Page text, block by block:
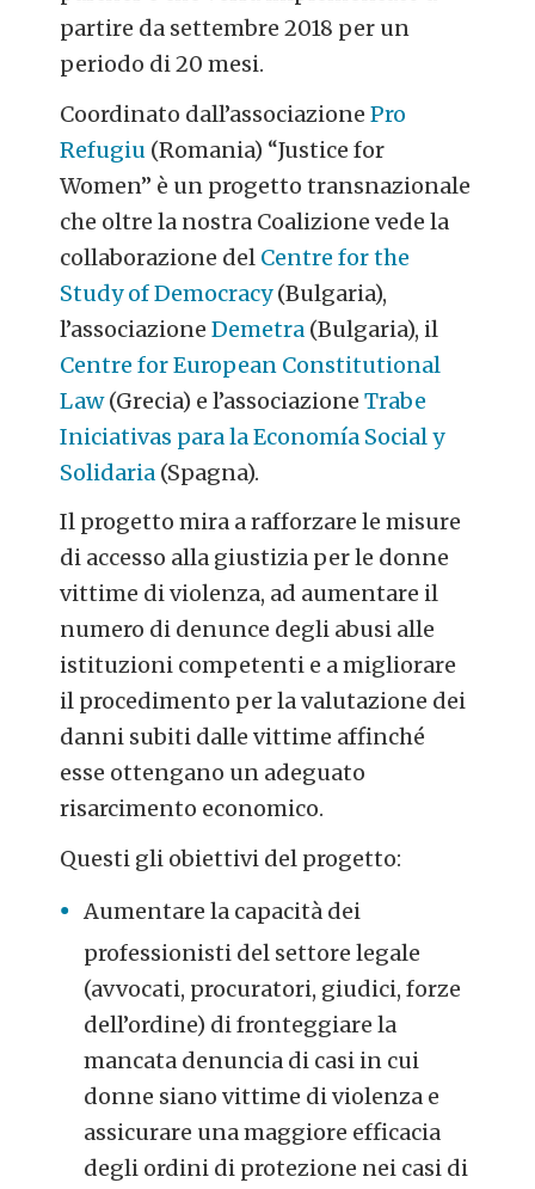
partire da settembre 2018 per un
periodo di 20 mesi.
Coordinato dall’associazionePro
Refugiu (Romania) “Justice for
Women” è un progetto transnazionale
che oltre la nostra Coalizione vede la
collaborazione del Centre for the
Study of Democracy(Bulgaria),
l’associazioneDemetra (Bulgaria), il
Centre for European Constitutional
Law(Grecia) e l’associazioneTrabe
Iniciativas para la Economía Social y
Solidaria (Spagna).
Il progetto mira a rafforzare le misure
di accesso alla giustizia per le donne
vittime di violenza, ad aumentare il
numero di denunce degli abusi alle
istituzioni competenti e a migliorare
il procedimento per la valutazione dei
danni subiti dalle vittime affinché
esse ottengano un adeguato
risarcimento economico.
Questi gli obiettivi del progetto:
Aumentare la capacità dei
professionisti del settore legale
(avvocati, procuratori, giudici, forze
dell’ordine) di fronteggiare la
mancata denuncia di casi in cui
donne siano vittime di violenza e
assicurare una maggiore efficacia
degli ordini di protezione nei casi di